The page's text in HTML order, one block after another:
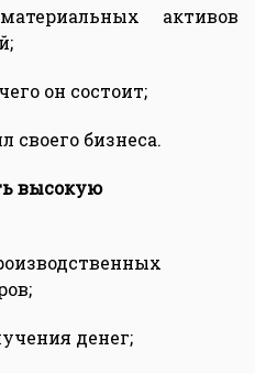
активов
он состоит;
своего бизнеса.
высокую
денег;